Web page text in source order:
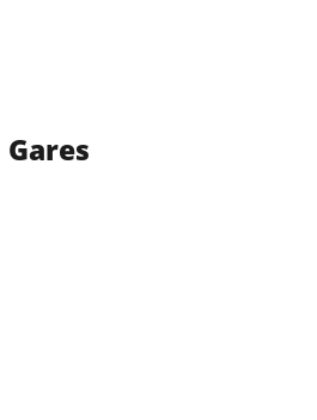
Gares